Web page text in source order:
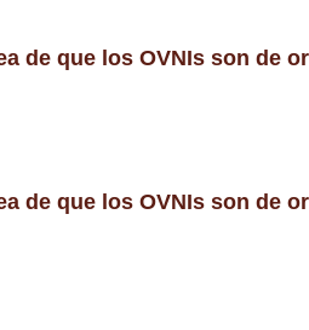
de que los OVNIs son de
de que los OVNIs son de